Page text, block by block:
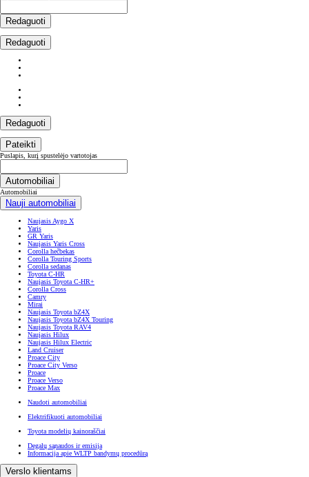
Redaguoti
Redaguoti
Redaguoti
Pateikti
Puslapis, kurį spustelėjo vartotojas
Automobiliai
Automobiliai
Nauji automobiliai
Naujasis Aygo X
Yaris
GR Yaris
Naujasis Yaris Cross
Corolla hečbekas
Corolla Touring Sports
Corolla sedanas
Toyota C-HR
Naujasis Toyota C-HR+
Corolla Cross
Camry
Mirai
Naujasis Toyota bZ4X
Naujasis Toyota bZ4X Touring
Naujasis Toyota RAV4
Naujasis Hilux
Naujasis Hilux Electric
Land Cruiser
Proace City
Proace City Verso
Proace
Proace Verso
Proace Max
Naudoti automobiliai
Elektrifikuoti automobiliai
Toyota modelių kainoraščiai
Degalų sąnaudos ir emisija
Informacija apie WLTP bandymų procedūrą
Verslo klientams